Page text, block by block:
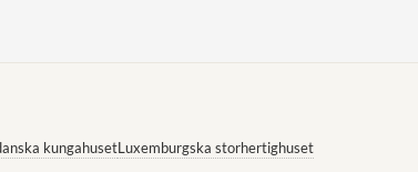
kungahusetLuxemburgska storhertighuset